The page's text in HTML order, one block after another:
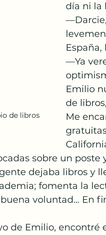
de libros
día ni la
España,
—Ya
Emilio
de
Me
sobre un poste
dejaba libros y
fomenta la
voluntad… En
de Emilio, encontré